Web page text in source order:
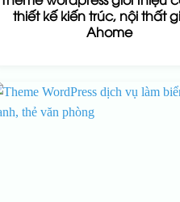
thiết kế kiến trúc, nội thất
Ahome